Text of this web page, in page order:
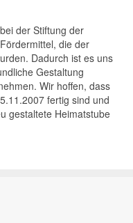
der Stiftung der
die der
Dadurch ist es uns
Gestaltung
Wir hoffen, dass
fertig sind und
gestaltete Heimatstube